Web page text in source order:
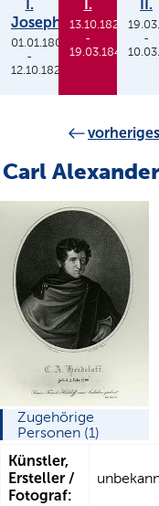
I.
Joseph
01.01.1806
-
12.10.1825
I.
13.10.1825
-
19.03.1848
II.
-
Carl
Zugehörige
Personen (1)
Künstler,
Ersteller /
Fotograf: